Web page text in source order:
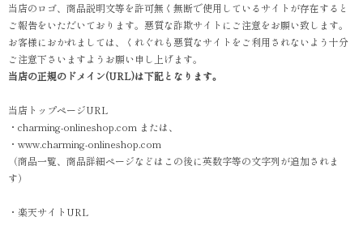
当店のロゴ、商品説明文等を許可無く無断で使用しているサイトが存在すると
ご報告をいただいております。悪質な詐欺サイトにご注意をお願い致します。
お客様におかれましては、くれぐれも悪質なサイトをご利用されないよう十分
ご注意下さいますようお願い申し上げます。
当店の正規のドメイン(URL)は下記となります。
当店トップページURL
・charming-onlineshop.com または、
・www.charming-onlineshop.com
（商品一覧、商品詳細ページなどはこの後に英数字等の文字列が追加されま
す）
・楽天サイトURL